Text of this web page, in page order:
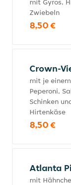
mit Gyros,
Zwiebeln
8,50 €
Crown-
mit je
Peperoni,
Schinken
Hirtenkäse
8,50 €
Atlanta
mit